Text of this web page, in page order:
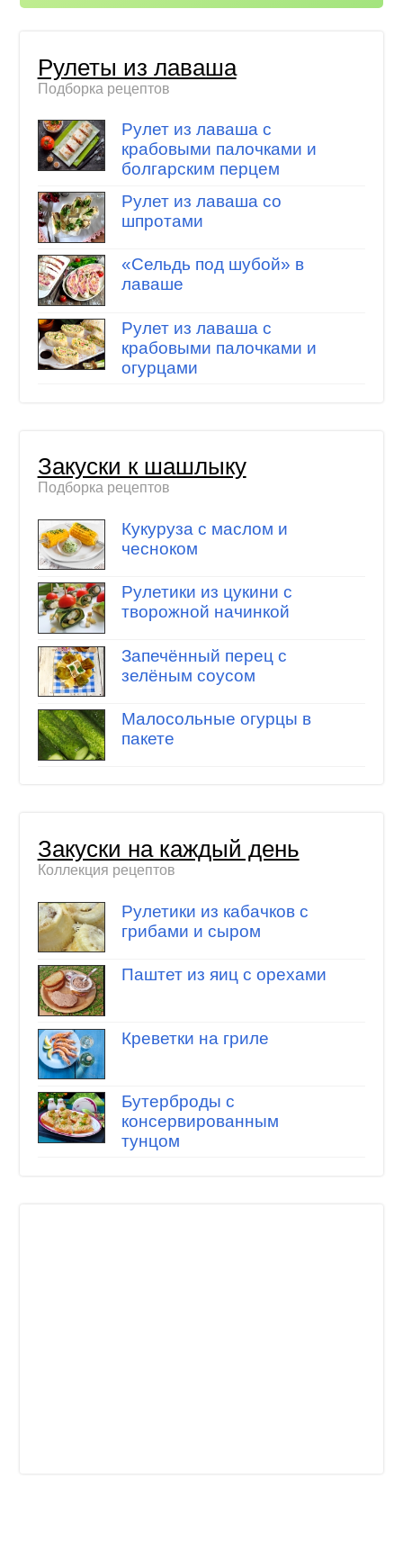
Рулеты из лаваша
Подборка рецептов
Рулет из лаваша с
крабовыми палочками и
болгарским перцем
Рулет из лаваша со
шпротами
«Сельдь под шубой» в
лаваше
Рулет из лаваша с
крабовыми палочками и
огурцами
Закуски к шашлыку
Подборка рецептов
Кукуруза с маслом и
чесноком
Рулетики из цукини с
творожной начинкой
Запечённый перец с
зелёным соусом
Малосольные огурцы в
пакете
Закуски на каждый день
Коллекция рецептов
Рулетики из кабачков с
грибами и сыром
Паштет из яиц с орехами
Креветки на гриле
Бутерброды с
консервированным
тунцом